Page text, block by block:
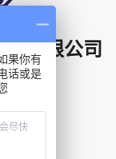
有限公司
果你有
话或是